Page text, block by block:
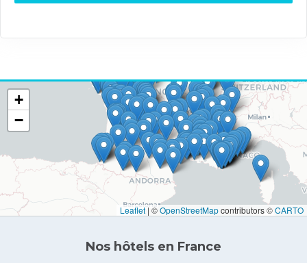
+
−
Leaflet | ©OpenStreetMapcontributors ©CARTO
Nos hôtels en France